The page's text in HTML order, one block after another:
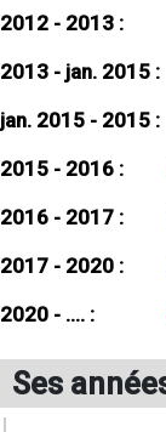
2012 - 2013 :
2013 - jan. 2015 :
jan. 2015 - 2015 :
2015 - 2016 :
2016 - 2017 :
2017 - 2020 :
2020 - .... :
Ses